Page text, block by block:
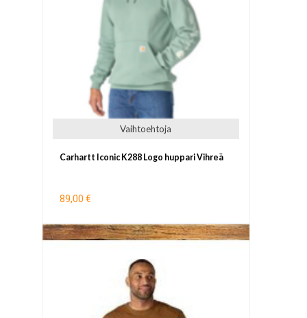
Vaihtoehtoja
Carhartt Iconic K288 Logo huppari Vihreä
89,00 €